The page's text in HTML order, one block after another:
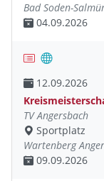
Bad Soden-
04.09.2026
12.09.2026
TV Angersbach
Sportplatz
Wartenberg
09.09.2026